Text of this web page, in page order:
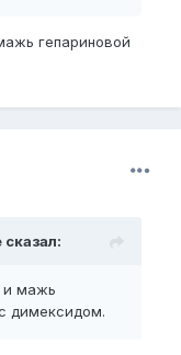
гепариновой
и мажь
димексидом.